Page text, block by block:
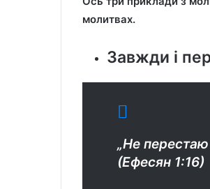
молитвах.
Завжди і
„Не перестаю
(Ефесян 1:16)